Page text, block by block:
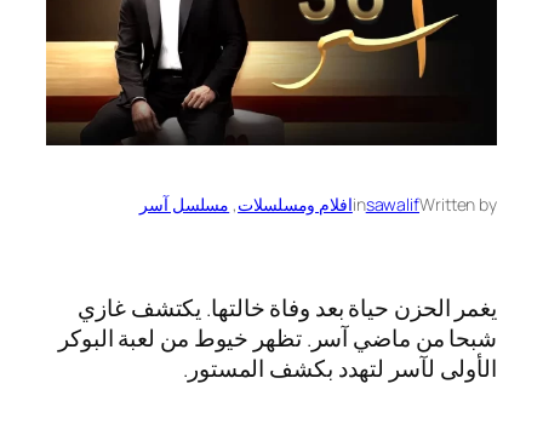
Written by
sawalif
inافلام ومسلسلات, مسلسل آسر
يغمر الحزن حياة بعد وفاة خالتها. يكتشف غازي
شبحا من ماضي آسر. تظهر خيوط من لعبة البوكر
الأولى لآسر لتهدد بكشف المستور.